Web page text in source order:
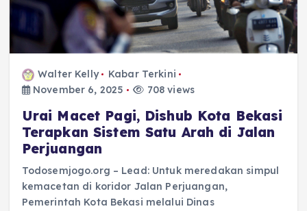
Walter Kelly
Kabar Terkini
November 6, 2025
708 views
Urai Macet Pagi, Dishub Kota Bekasi
Terapkan Sistem Satu Arah di Jalan
Perjuangan
Todosemjogo.org – Lead: Untuk meredakan simpul
kemacetan di koridor Jalan Perjuangan,
Pemerintah Kota Bekasi melalui Dinas